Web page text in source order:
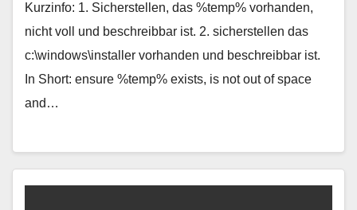
Kurzinfo: 1. Sicherstellen, das %temp% vorhanden,
nicht voll und beschreibbar ist. 2. sicherstellen das
c:\windows\installer vorhanden und beschreibbar ist.
In Short: ensure %temp% exists, is not out of space
and…